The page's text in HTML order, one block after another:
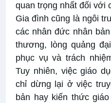
quan trọng nhất đối với
Gia đình cũng là ngôi
các nhân đức nhân
thương, lòng quảng
phục vụ và trách
Tuy nhiên, việc giáo
chỉ dừng lại ở việc
bản hay kiến thức